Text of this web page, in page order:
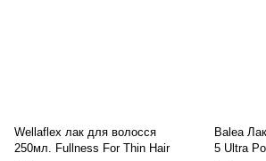
Wellaflex лак для волосся
250мл. Fullness For Thin Hair
Balea
5 Ultra